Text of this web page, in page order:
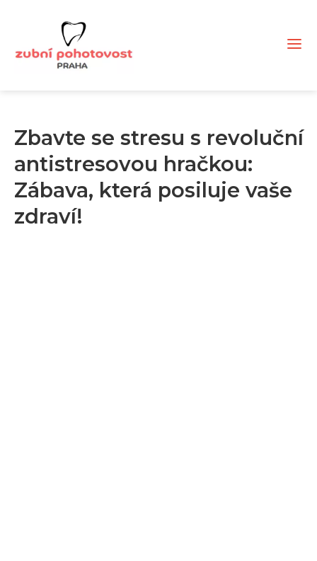
Zbavte se stresu s revoluční
antistresovou hračkou:
Zábava, která posiluje vaše
zdraví!